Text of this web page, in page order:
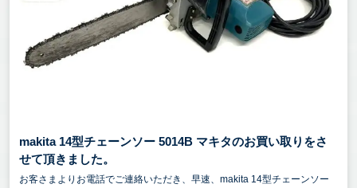
makita 14型チェーンソー 5014B マキタのお買い取りをさ
せて頂きました。
お客さまよりお電話でご連絡いただき、早速、makita 14型チェーンソー